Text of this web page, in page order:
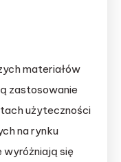
materiałów
zastosowanie
użyteczności
na rynku
się